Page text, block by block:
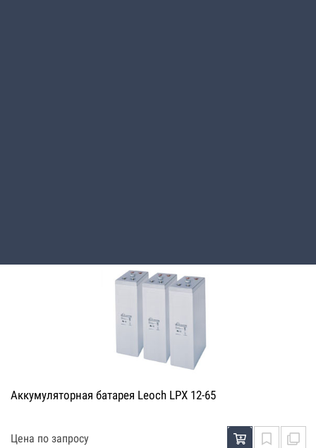
Аккумуляторная батарея Leoch LPX 12-65
Цена по запросу